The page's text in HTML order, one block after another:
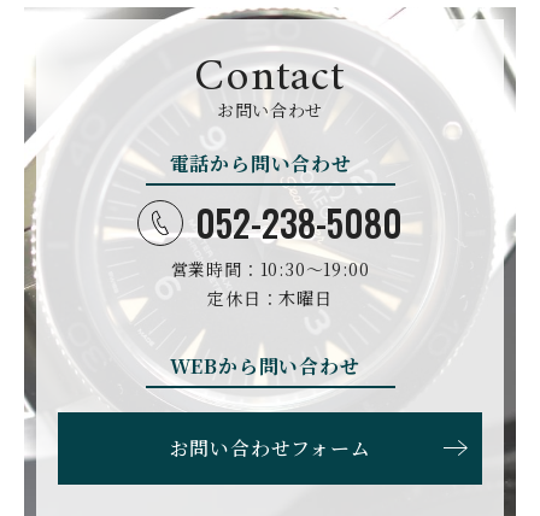
CYRUS CZAPEK
チャペック
D. DORNBLÜTH&SOH
N
D.ドルンブルート＆ゾー
DAMASKO
DANIEL ROTH
ダニエル・ロート
DAVOSA
DUBEY&SCHALDENBR
ダービー&シャルデンブラ
E.C.W
ヨーロピアン・カンパニ
ー・ウォッチ
EBERHARD
エベラール
EDOX
エドックス
F.P.ジュルヌ
Contact
お問い合わせ
電話から問い合わせ
052-238-5080
営業時間：10:30〜19:00
定休日：木曜日
WEBから問い合わせ
お問い合わせフォーム